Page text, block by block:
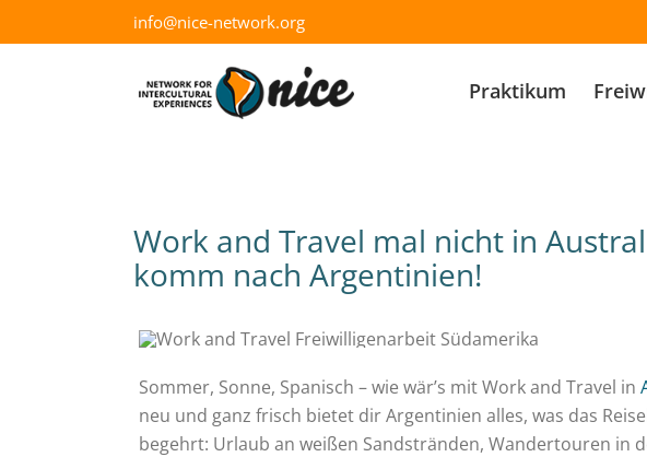
to
info@nice-network.org
Praktikum
Work and Travel mal nicht in
komm nach Argentinien!
Sommer, Sonne, Spanisch – wie wär’s mit Work and Travel in
neu und ganz frisch bietet dir Argentinien alles, was das
begehrt: Urlaub an weißen Sandstränden, Wandertouren in